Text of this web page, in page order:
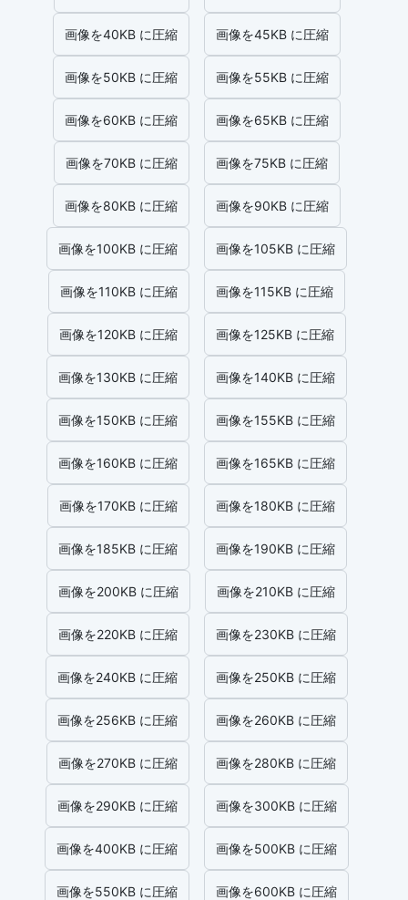
画像を40KB に圧縮 画像を45KB に圧縮
画像を50KB に圧縮 画像を55KB に圧縮
画像を60KB に圧縮 画像を65KB に圧縮
画像を70KB に圧縮 画像を75KB に圧縮
画像を80KB に圧縮 画像を90KB に圧縮
画像を100KB に圧縮 画像を105KB に圧縮
画像を110KB に圧縮 画像を115KB に圧縮
画像を120KB に圧縮 画像を125KB に圧縮
画像を130KB に圧縮 画像を140KB に圧縮
画像を150KB に圧縮 画像を155KB に圧縮
画像を160KB に圧縮 画像を165KB に圧縮
画像を170KB に圧縮 画像を180KB に圧縮
画像を185KB に圧縮 画像を190KB に圧縮
画像を200KB に圧縮 画像を210KB に圧縮
画像を220KB に圧縮 画像を230KB に圧縮
画像を240KB に圧縮 画像を250KB に圧縮
画像を256KB に圧縮 画像を260KB に圧縮
画像を270KB に圧縮 画像を280KB に圧縮
画像を290KB に圧縮 画像を300KB に圧縮
画像を400KB に圧縮 画像を500KB に圧縮
画像を550KB に圧縮 画像を600KB に圧縮